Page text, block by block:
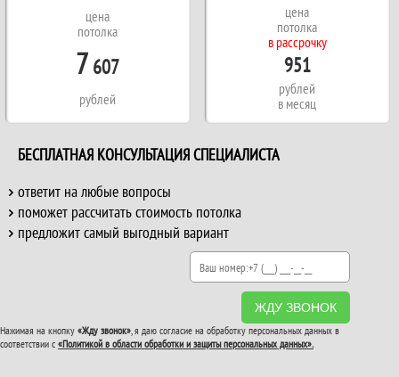
цена
потолка
7 607
рублей
цена
потолка
в рассрочку
951
рублей
в месяц
БЕСПЛАТНАЯ КОНСУЛЬТАЦИЯ СПЕЦИАЛИСТА
ответит на любые вопросы
поможет рассчитать стоимость потолка
предложит самый выгодный вариант
ЖДУ ЗВОНОК
Нажимая на кнопку «Жду звонок», я даю согласие на обработку персональных данных в
соответствии с «Политикой в области обработки и защиты персональных данных».